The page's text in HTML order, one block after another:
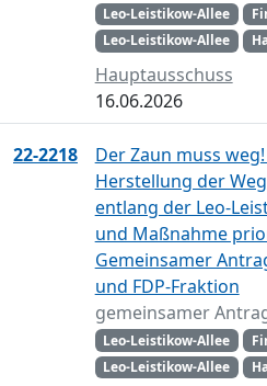
Leo-Leistikow-Allee
Leo-Leistikow-Allee
Hauptausschuss
16.06.2026
22-2218
Der Zaun muss
Herstellung der
entlang der Leo-
und Maßnahme
Gemeinsamer
und FDP-Fraktion
gemeinsamer
Leo-Leistikow-Allee
Leo-Leistikow-Allee